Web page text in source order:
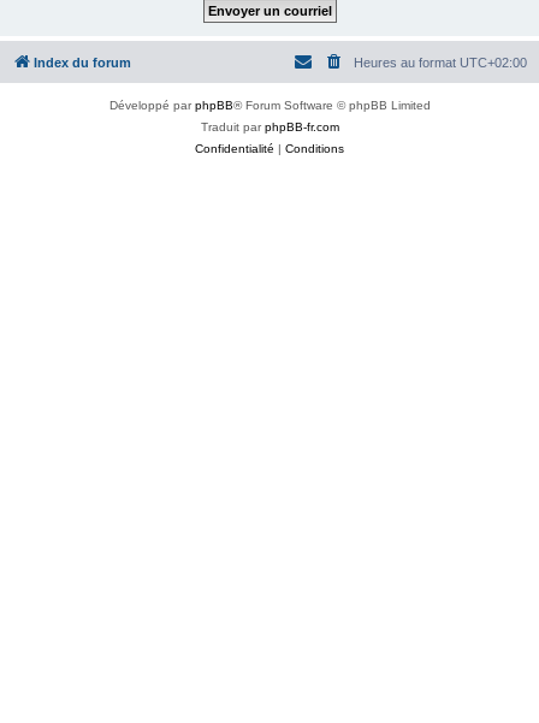
Index du forum Heures au format UTC+02:00
Développé parphpBB® Forum Software © phpBB Limited
Traduit parphpBB-fr.com
Confidentialité | Conditions